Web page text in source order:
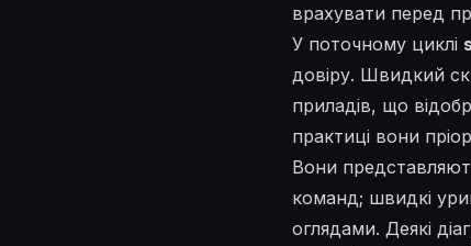
врахувати перед
У поточному циклі
довіру. Швидкий
приладів, що
практиці вони
Вони
команд; швидкі
оглядами. Деякі